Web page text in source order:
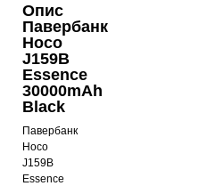
Опис
Павербанк
Hoco
J159B
Essence
30000mAh
Black
Павербанк
Hoco
J159B
Essence